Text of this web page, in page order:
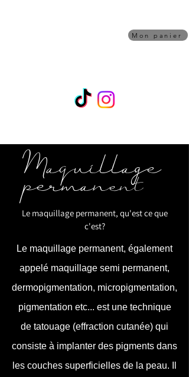
Mon panier
Maquillage
permanent
Le maquillage permanent, qu'est ce que
c'est?
Le maquillage permanent, également
appelé maquillage semi permanent,
dermopigmentation, micropigmentation,
pigmentation etc... est une technique
de tatouage (effraction cutanée) qui
consiste à implanter des pigments dans
les couches superficielles de la peau. Il